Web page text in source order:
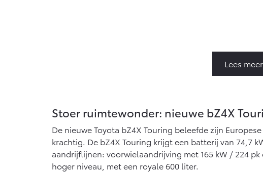
Lees
Stoer ruimtewonder: nieuwe bZ4X
De nieuwe Toyota bZ4X Touring beleefde zijn
krachtig. De bZ4X Touring krijgt een batterij van 74,7
aandrijflijnen: voorwielaandrijving met 165 kW / 224
hoger niveau, met een royale 600 liter.